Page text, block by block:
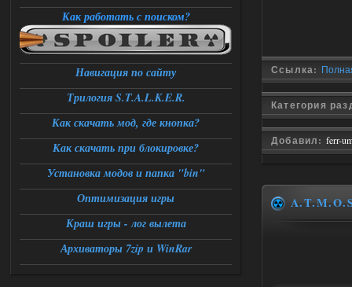
Ссылка:
Категория
Добавил: ferr-
Как работать с поиском?
Навигация по сайту
Трилогия S.T.A.L.K.E.R.
Как скачать мод, где кнопка?
Как скачать при блокировке?
Установка модов и папка "bin"
Оптимизация игры
Краш игры - лог вылета
Архиваторы 7zip и WinRar